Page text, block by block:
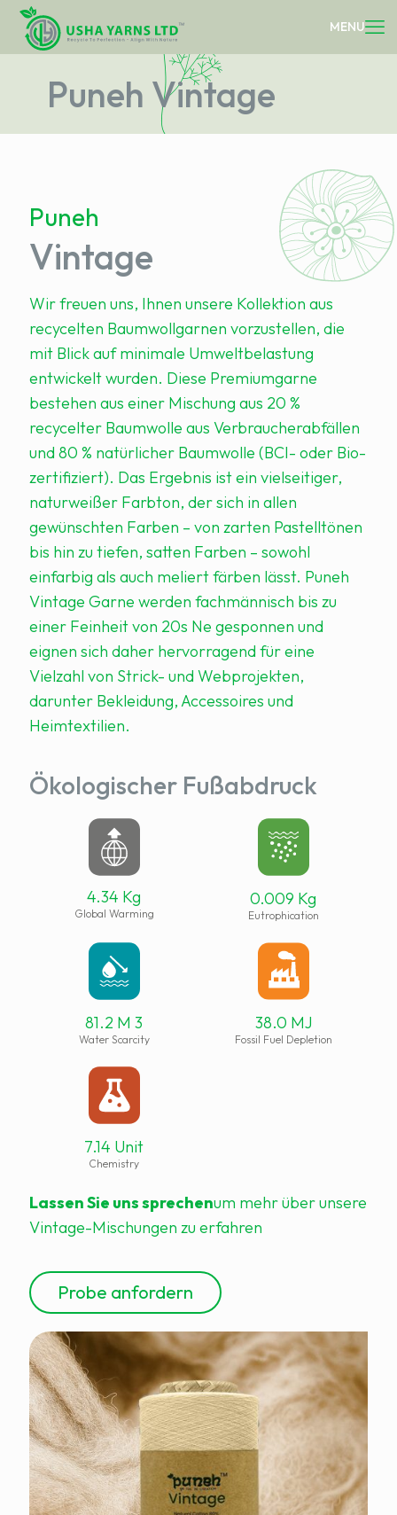
Puneh Vintage
Puneh
Vintage
Wir freuen uns, Ihnen unsere Kollektion aus
recycelten Baumwollgarnen vorzustellen, die
mit Blick auf minimale Umweltbelastung
entwickelt wurden. Diese Premiumgarne
bestehen aus einer Mischung aus 20 %
recycelter Baumwolle aus Verbraucherabfällen
und 80 % natürlicher Baumwolle (BCI- oder Bio-
zertifiziert). Das Ergebnis ist ein vielseitiger,
naturweißer Farbton, der sich in allen
gewünschten Farben – von zarten Pastelltönen
bis hin zu tiefen, satten Farben – sowohl
einfarbig als auch meliert färben lässt. Puneh
Vintage Garne werden fachmännisch bis zu
einer Feinheit von 20s Ne gesponnen und
eignen sich daher hervorragend für eine
Vielzahl von Strick- und Webprojekten,
darunter Bekleidung, Accessoires und
Heimtextilien.
Ökologischer Fußabdruck
4.34 Kg
Global Warming
0.009 Kg
Eutrophication
81.2 M 3
Water Scarcity
38.0 MJ
Fossil Fuel Depletion
7.14 Unit
Chemistry
Lassen Sie uns sprechenum mehr über unsere
Vintage-Mischungen zu erfahren
Probe anfordern